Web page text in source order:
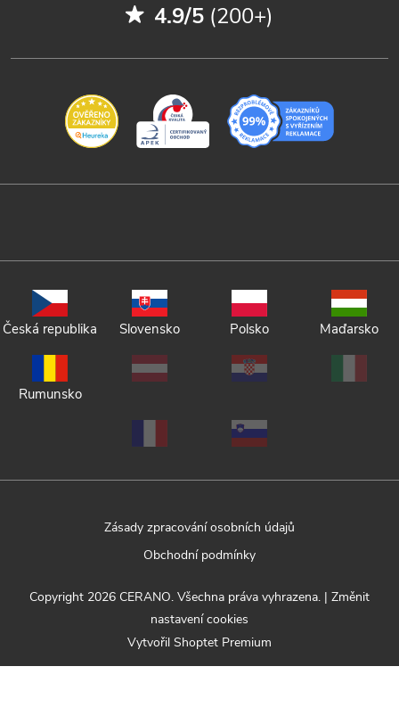
4.9/5 (200+)
Česká republika Slovensko Polsko Maďarsko
Rumunsko
Zásady zpracování osobních údajů
Obchodní podmínky
Vytvořil Shoptet Premium
Copyright 2026 CERANO. Všechna práva vyhrazena. | Změnit
nastavení cookies